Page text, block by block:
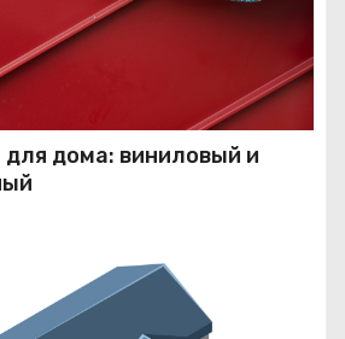
дома: виниловый и